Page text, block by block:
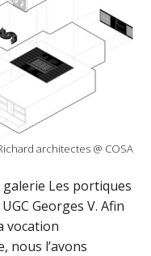
architectes @ COSA
galerie Les portiques
Georges V. Afin
vocation
nous l’avons